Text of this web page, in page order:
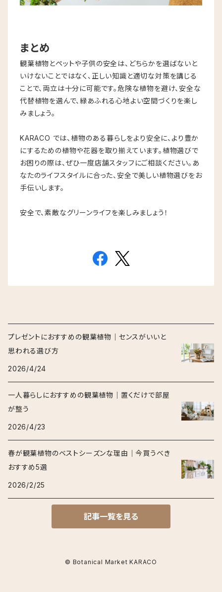
まとめ
観葉植物とペットや子供の安全は、どちらかを選ばないと
いけないことではなく、正しい知識と適切な対策を講じる
ことで、両立は十分に可能です。危険な植物を避け、安全な
代替植物を選んで、緑あふれる心地よい空間づくりを楽し
みましょう。
KARACO では、植物のある暮らしをより安全に、より豊か
にするための植物や花器を取り揃えています。植物選びで
お困りの際は、ぜひ一度店舗スタッフにご相談ください。あ
なたのライフスタイルに合った、安全で美しい植物選びをお
手伝いします。
安全で、素敵なグリーンライフを楽しみましょう！
プレゼントにおすすめの観葉植物｜センスがいいと
思われる選び方
2026/4/24
一人暮らしにおすすめの観葉植物｜置くだけで部屋
が整う
2026/4/23
春が観葉植物のベストシーズンな理由｜今買うべき
おすすめ5選
2026/2/25
記事一覧を見る
© Botanical Market KARACO